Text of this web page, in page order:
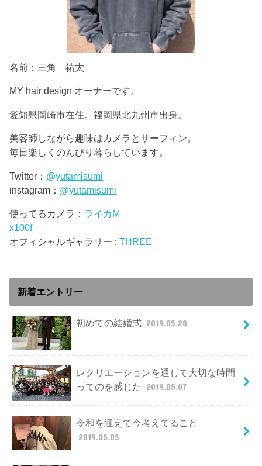
名前：三角 祐太
MY hair design オーナーです。
愛知県岡崎市在住。福岡県北九州市出身。
美容師しながら趣味はカメラとサーフィン。
毎日楽しくのんびり暮らしています。
Twitter： @yutamisumi
instagram： @yutamisumi
使ってるカメラ： ライカM
x100f
オフィシャルギャラリー :THREE
新着エントリー
初めての結婚式 2019.05.28
レクリエーションを通して大切な時間
ってのを感じた
2019.05.07
令和を迎えて今考えてること
2019.05.05